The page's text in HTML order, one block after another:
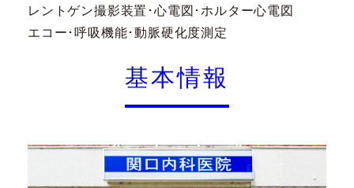
レントゲン撮影装置･心電図･ホルター心電図
エコー･呼吸機能･動脈硬化度測定
基本情報